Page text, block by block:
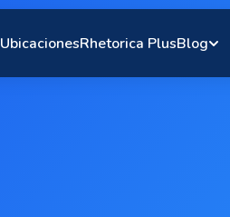
UbicacionesRhetorica PlusBlog